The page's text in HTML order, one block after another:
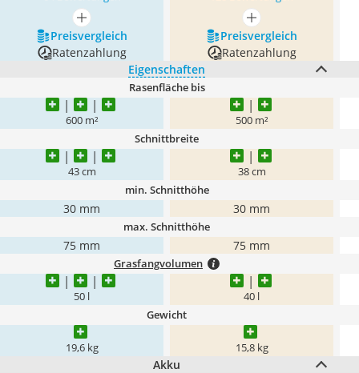
mehr anzeigen
mehr anzeigen
Preis­vergleich
Preis­vergleich
Ratenzahlung
Ratenzahlung
Eigenschaften
Rasenfläche bis
600 m² 500 m²
Schnittbreite
43 cm 38 cm
min. Schnitthöhe
30 mm 30 mm
max. Schnitthöhe
75 mm 75 mm
Grasfangvolumen
50 l 40 l
Gewicht
19,6 kg 15,8 kg
Akku